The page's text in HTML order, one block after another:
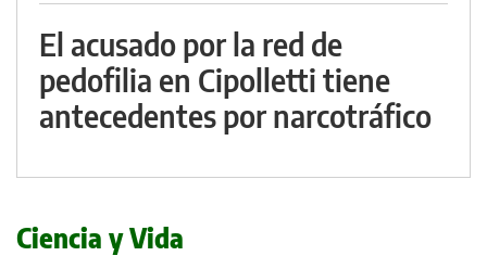
El acusado por la red de
pedofilia en Cipolletti tiene
antecedentes por narcotráfico
Ciencia y Vida